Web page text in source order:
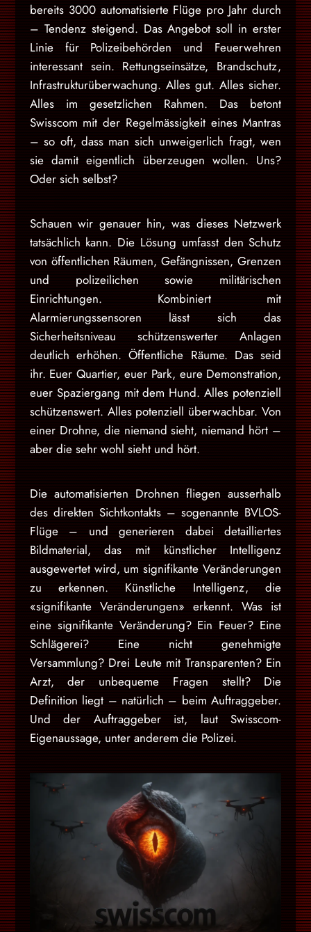
bereits 3000 automatisierte Flüge pro Jahr durch
– Tendenz steigend. Das Angebot soll in erster
Linie für Polizeibehörden und Feuerwehren
interessant sein. Rettungseinsätze, Brandschutz,
Infrastrukturüberwachung. Alles gut. Alles sicher.
Alles im gesetzlichen Rahmen. Das betont
Swisscom mit der Regelmässigkeit eines Mantras
– so oft, dass man sich unweigerlich fragt, wen
sie damit eigentlich überzeugen wollen. Uns?
Oder sich selbst?
Schauen wir genauer hin, was dieses Netzwerk
tatsächlich kann. Die Lösung umfasst den Schutz
von öffentlichen Räumen, Gefängnissen, Grenzen
und polizeilichen sowie militärischen
Einrichtungen. Kombiniert mit
Alarmierungssensoren lässt sich das
Sicherheitsniveau schützenswerter Anlagen
deutlich erhöhen. Öffentliche Räume. Das seid
ihr. Euer Quartier, euer Park, eure Demonstration,
euer Spaziergang mit dem Hund. Alles potenziell
schützenswert. Alles potenziell überwachbar. Von
einer Drohne, die niemand sieht, niemand hört –
aber die sehr wohl sieht und hört.
Die automatisierten Drohnen fliegen ausserhalb
des direkten Sichtkontakts – sogenannte BVLOS-
Flüge – und generieren dabei detailliertes
Bildmaterial, das mit künstlicher Intelligenz
ausgewertet wird, um signifikante Veränderungen
zu erkennen. Künstliche Intelligenz, die
«signifikante Veränderungen» erkennt. Was ist
eine signifikante Veränderung? Ein Feuer? Eine
Schlägerei? Eine nicht genehmigte
Versammlung? Drei Leute mit Transparenten? Ein
Arzt, der unbequeme Fragen stellt? Die
Definition liegt – natürlich – beim Auftraggeber.
Und der Auftraggeber ist, laut Swisscom-
Eigenaussage, unter anderem die Polizei.